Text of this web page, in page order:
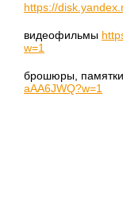
https://
видеофильмы
w=1
брошюры, памятки
aAA6JWQ?w=1